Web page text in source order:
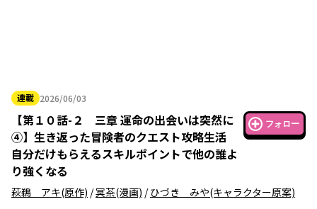
連載 2026/06/03
2026年06月03日
【第１０話-２ 三章 運命の出会いは突然に
④】 生き返った冒険者のクエスト攻略生活
自分だけもらえるスキルポイントで他の誰よ
り強くなる
フォロー
萩鵜 アキ(原作) /冥茶(漫画) /ひづき みや(キャラクター原案)